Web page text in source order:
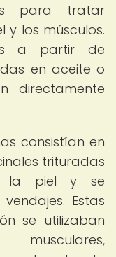
para tratar
y los músculos.
a partir de
en aceite o
directamente
consistían en
trituradas
la piel y se
Estas
se utilizaban